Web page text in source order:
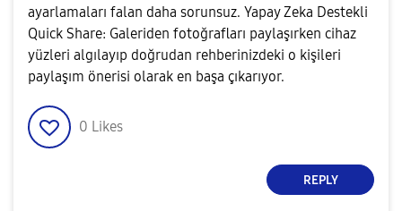
ayarlamaları falan daha sorunsuz. ​Yapay Zeka Destekli
Quick Share: Galeriden fotoğrafları paylaşırken cihaz
yüzleri algılayıp doğrudan rehberinizdeki o kişileri
paylaşım önerisi olarak en başa çıkarıyor.
0 Likes
REPLY